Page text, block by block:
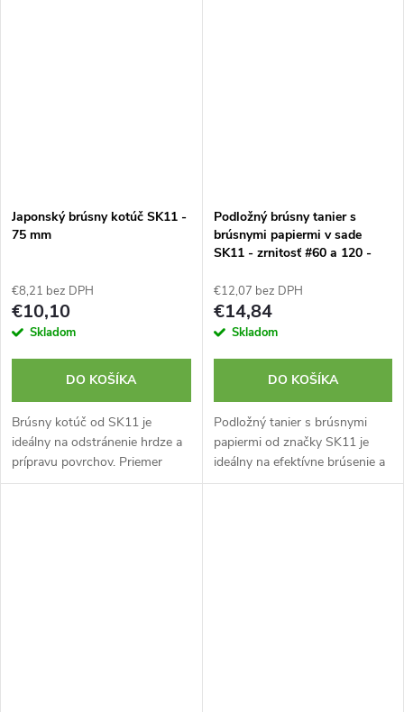
Japonský brúsny kotúč SK11 -
75 mm
€8,21 bez DPH
€10,10
Skladom
DO KOŠÍKA
Brúsny kotúč od SK11 je
ideálny na odstránenie hrdze a
prípravu povrchov. Priemer
kotúča je 75 mm. Vyrobené v
Podložný brúsny tanier s
brúsnymi papiermi v sade
SK11 - zrnitosť #60 a 120 -
€12,07 bez DPH
€14,84
Skladom
DO KOŠÍKA
Podložný tanier s brúsnymi
papiermi od značky SK11 je
ideálny na efektívne brúsenie a
leštenie rôznych kovov.